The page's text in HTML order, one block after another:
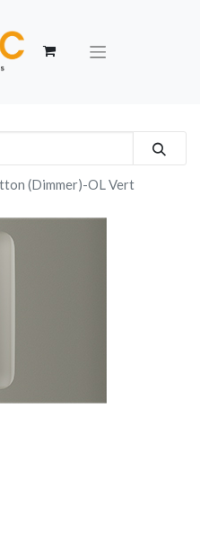
(Dimmer)-OL Vert